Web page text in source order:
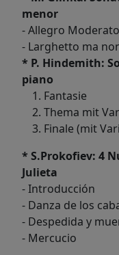
menor
- Allegro Moderato
- Larghetto ma
* P. Hindemith:
piano
Fantasie
Thema mit
Finale (mit
* S.Prokofiev: 4
Julieta
- Introducción
- Danza de los
- Despedida y
- Mercucio